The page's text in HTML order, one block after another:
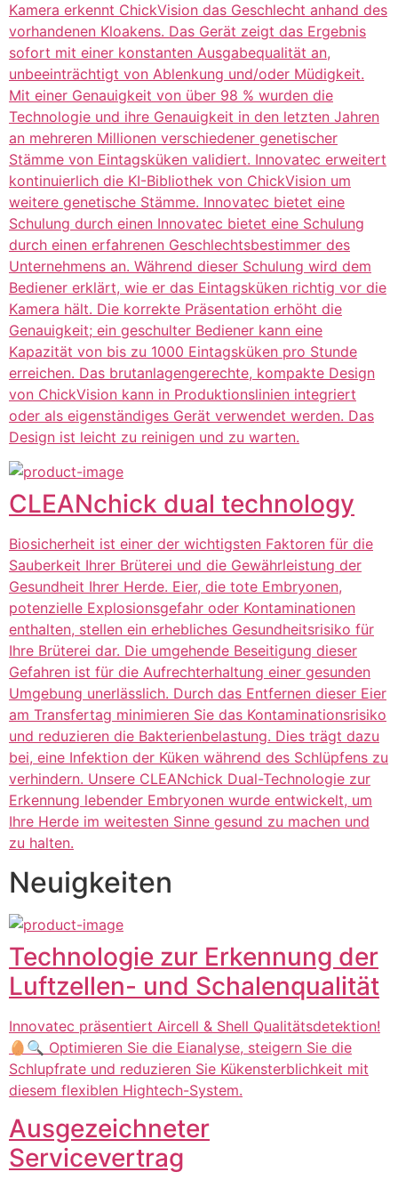
Kamera erkennt ChickVision das Geschlecht anhand des
vorhandenen Kloakens. Das Gerät zeigt das Ergebnis
sofort mit einer konstanten Ausgabequalität an,
unbeeinträchtigt von Ablenkung und/oder Müdigkeit.
Mit einer Genauigkeit von über 98 % wurden die
Technologie und ihre Genauigkeit in den letzten Jahren
an mehreren Millionen verschiedener genetischer
Stämme von Eintagsküken validiert. Innovatec erweitert
kontinuierlich die KI-Bibliothek von ChickVision um
weitere genetische Stämme. Innovatec bietet eine
Schulung durch einen Innovatec bietet eine Schulung
durch einen erfahrenen Geschlechtsbestimmer des
Unternehmens an. Während dieser Schulung wird dem
Bediener erklärt, wie er das Eintagsküken richtig vor die
Kamera hält. Die korrekte Präsentation erhöht die
Genauigkeit; ein geschulter Bediener kann eine
Kapazität von bis zu 1000 Eintagsküken pro Stunde
erreichen. Das brutanlagengerechte, kompakte Design
von ChickVision kann in Produktionslinien integriert
oder als eigenständiges Gerät verwendet werden. Das
Design ist leicht zu reinigen und zu warten.
CLEANchick dual technology
Biosicherheit ist einer der wichtigsten Faktoren für die
Sauberkeit Ihrer Brüterei und die Gewährleistung der
Gesundheit Ihrer Herde. Eier, die tote Embryonen,
potenzielle Explosionsgefahr oder Kontaminationen
enthalten, stellen ein erhebliches Gesundheitsrisiko für
Ihre Brüterei dar. Die umgehende Beseitigung dieser
Gefahren ist für die Aufrechterhaltung einer gesunden
Umgebung unerlässlich. Durch das Entfernen dieser Eier
am Transfertag minimieren Sie das Kontaminationsrisiko
und reduzieren die Bakterienbelastung. Dies trägt dazu
bei, eine Infektion der Küken während des Schlüpfens zu
verhindern. Unsere CLEANchick Dual-Technologie zur
Erkennung lebender Embryonen wurde entwickelt, um
Ihre Herde im weitesten Sinne gesund zu machen und
zu halten.
Neuigkeiten
Technologie zur Erkennung der
Luftzellen- und Schalenqualität
Innovatec präsentiert Aircell & Shell Qualitätsdetektion!
🥚🔍 Optimieren Sie die Eianalyse, steigern Sie die
Schlupfrate und reduzieren Sie Kükensterblichkeit mit
diesem flexiblen Hightech-System.
Ausgezeichneter
Servicevertrag